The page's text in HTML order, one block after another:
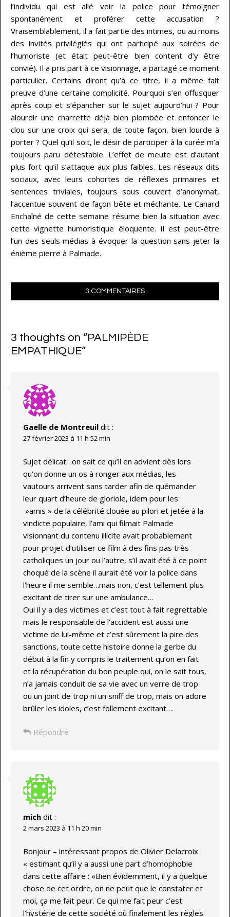
l’individu qui est allé voir la police pour témoigner
spontanément et proférer cette accusation ?
Vraisemblablement, il a fait partie des intimes, ou au moins
des invités privilégiés qui ont participé aux soirées de
l’humoriste (et était peut-être bien content d’y être
convié). Il a pris part à ce visionnage, a partagé ce moment
particulier. Certains diront qu’à ce titre, il a même fait
preuve d’une certaine complicité. Pourquoi s’en offusquer
après coup et s’épancher sur le sujet aujourd’hui ? Pour
alourdir une charrette déjà bien plombée et enfoncer le
clou sur une croix qui sera, de toute façon, bien lourde à
porter ? Quel qu’il soit, le désir de participer à la curée m’a
toujours paru détestable. L’effet de meute est d’autant
plus fort qu’il s’attaque aux plus faibles. Les réseaux dits
sociaux, avec leurs cohortes de réflexes primaires et
sentences triviales, toujours sous couvert d’anonymat,
l’accentue souvent de façon bête et méchante. Le Canard
Enchaîné de cette semaine résume bien la situation avec
cette vignette humoristique éloquente. Il est peut-être
l’un des seuls médias à évoquer la question sans jeter la
énième pierre à Palmade.
3 COMMENTAIRES
3 thoughts on “PALMIPÈDE
EMPATHIQUE”
Gaelle de Montreuil dit :
27 février 2023 à 11 h 52 min
Sujet délicat…on sait ce qu’il en advient dès lors
qu’on donne un os à ronger aux médias, les
vautours arrivent sans tarder afin de quémander
leur quart d’heure de gloriole, idem pour les
»amis » de la célébrité clouée au pilori et jetée à la
vindicte populaire, l’ami qui filmait Palmade
visionnant du contenu illicite avait probablement
pour projet d’utiliser ce film à des fins pas très
catholiques un jour ou l’autre, s’il avait été à ce point
choqué de la scène il aurait été voir la police dans
l’heure il me semble…mais non, c’est tellement plus
excitant de tirer sur une ambulance…
Oui il y a des victimes et c’est tout à fait regrettable
mais le responsable de l’accident est aussi une
victime de lui-même et c’est sûrement la pire des
sanctions, toute cette histoire donne la gerbe du
début à la fin y compris le traitement qu’on en fait
et la récupération du bon peuple qui, on le sait tous,
n’a jamais conduit de sa vie avec un verre de trop
ou un joint de trop ni un sniff de trop, mais on adore
brûler les idoles, c’est follement excitant….
Répondre
mich dit :
2 mars 2023 à 11 h 20 min
Bonjour – intéressant propos de Olivier Delacroix
« estimant qu’il y a aussi une part d’homophobie
dans cette affaire : «Bien évidemment, il y a quelque
chose de cet ordre, on ne peut que le constater et
moi, ça me fait peur. Ce qui me fait peur c’est
l’hystérie de cette société où finalement les règles